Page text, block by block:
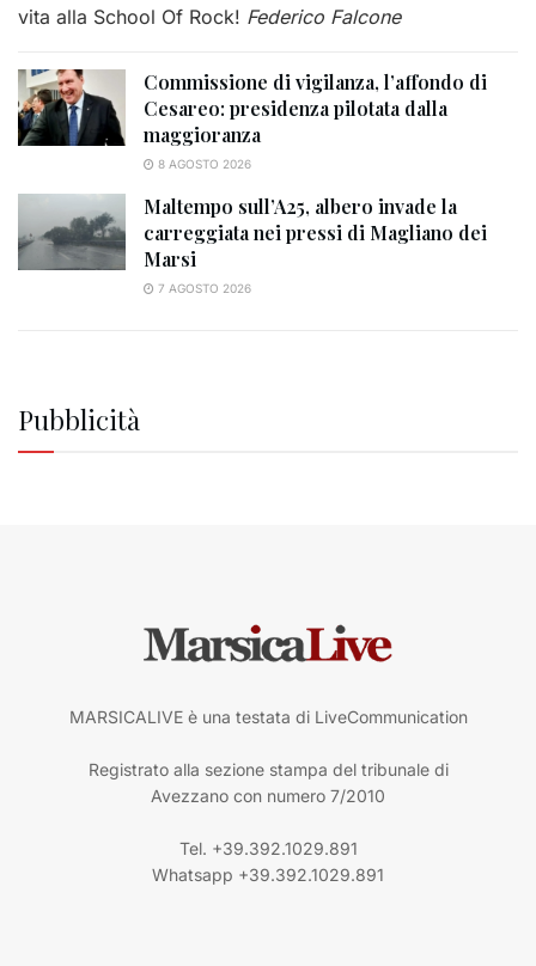
vita alla School Of Rock! Federico Falcone
Commissione di vigilanza, l’affondo di
Cesareo: presidenza pilotata dalla
maggioranza
8 AGOSTO 2026
Maltempo sull’A25, albero invade la
carreggiata nei pressi di Magliano dei
Marsi
7 AGOSTO 2026
Pubblicità
MARSICALIVE è una testata di LiveCommunication
Registrato alla sezione stampa del tribunale di
Avezzano con numero 7/2010
Tel. +39.392.1029.891
Whatsapp +39.392.1029.891